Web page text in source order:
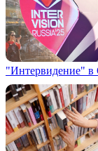
"Интервидение" в